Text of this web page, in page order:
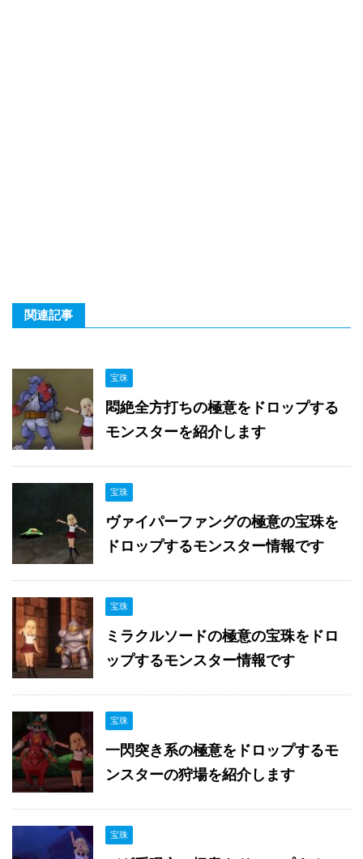
関連記事
宝珠
悶絶全方打ちの極意をドロップする
モンスターを紹介します
宝珠
ヴァイパーファングの極意の宝珠を
ドロップするモンスター情報です
宝珠
ミラクルソードの極意の宝珠をドロ
ップするモンスター情報です
宝珠
一閃突き系の極意をドロップするモ
ンスターの狩場を紹介します
宝珠